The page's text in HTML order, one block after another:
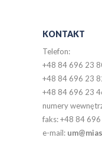
KONTAKT
Telefon:
+48 84 696 23
+48 84 696 23
+48 84 696 23
numery
faks: +48 84
e-mail: